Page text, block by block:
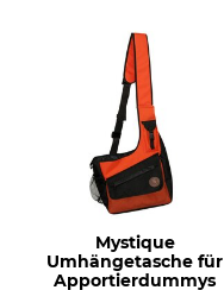
Mystique
Umhängetasche für
Apportierdummys